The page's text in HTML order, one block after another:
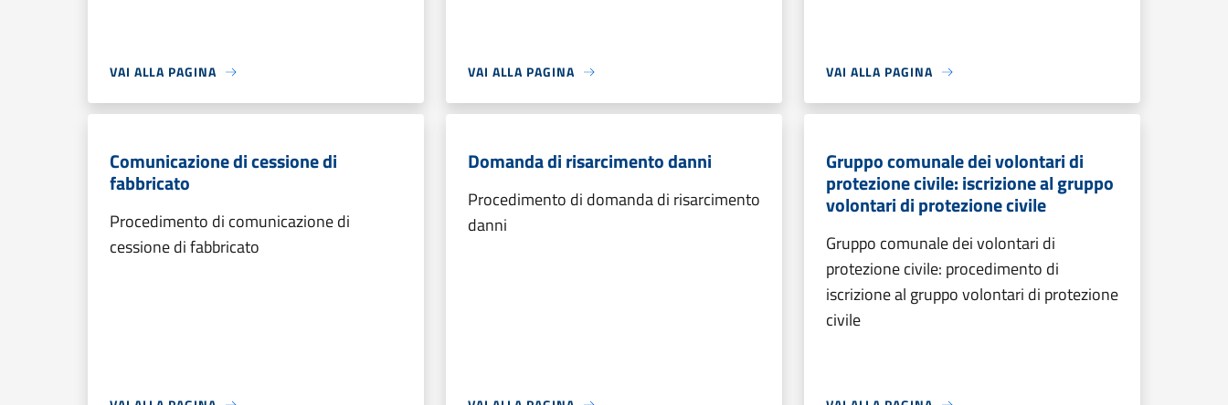
VAI ALLA PAGINA VAI ALLA PAGINA VAI ALLA PAGINA
Comunicazione di cessione di
fabbricato
Procedimento di comunicazione di
cessione di fabbricato
Domanda di risarcimento danni
Procedimento di domanda di risarcimento
danni
Gruppo comunale dei volontari di
protezione civile: iscrizione al gruppo
volontari di protezione civile
Gruppo comunale dei volontari di
protezione civile: procedimento di
iscrizione al gruppo volontari di protezione
civile